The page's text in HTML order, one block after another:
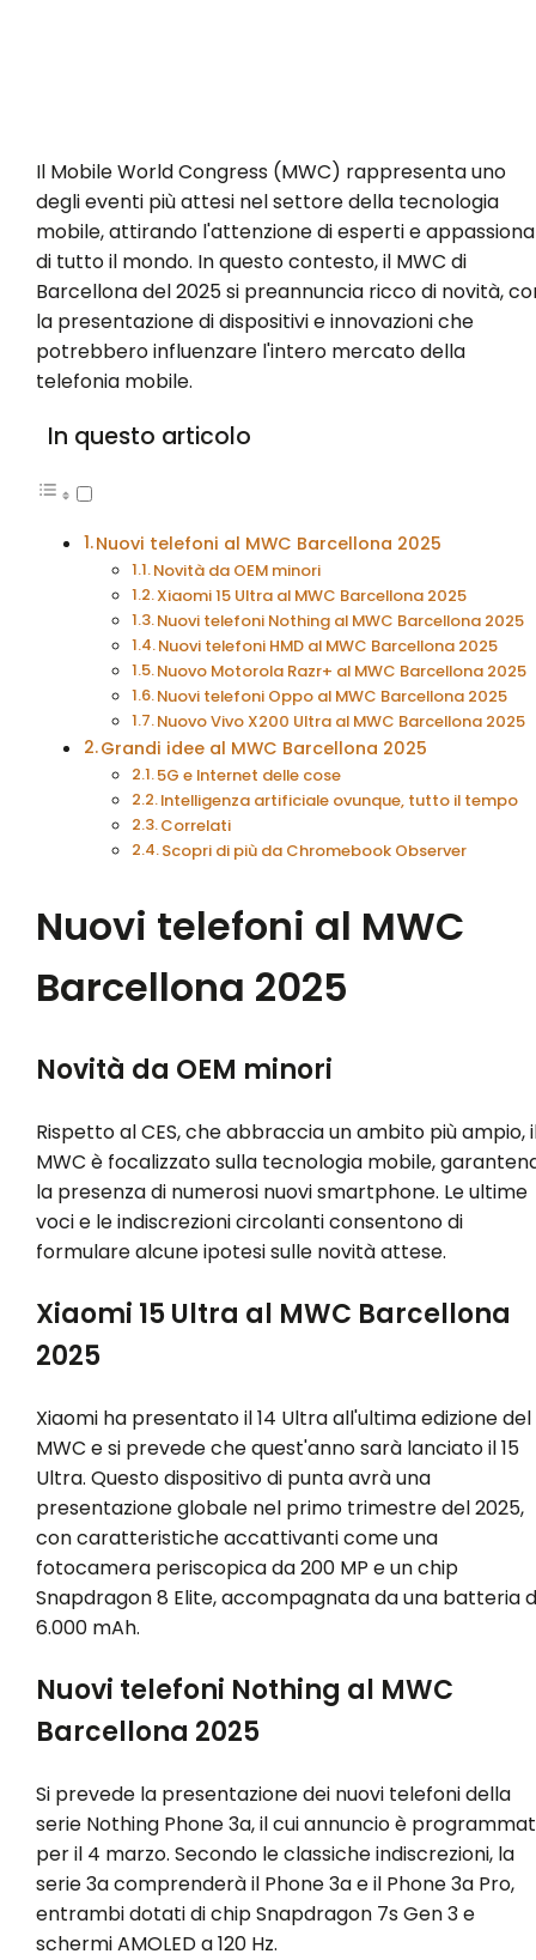
Il Mobile World Congress (MWC) rappresenta uno
degli eventi più attesi nel settore della tecnologia
mobile, attirando l'attenzione di esperti e
di tutto il mondo. In questo contesto, il MWC di
Barcellona del 2025 si preannuncia ricco di novità,
la presentazione di dispositivi e innovazioni che
potrebbero influenzare l'intero mercato della
telefonia mobile.
In questo articolo
Nuovi telefoni al MWC Barcellona 2025
Novità da OEM minori
Xiaomi 15 Ultra al MWC Barcellona 2025
Nuovi telefoni Nothing al MWC Barcellona 2025
Nuovi telefoni HMD al MWC Barcellona 2025
Nuovo Motorola Razr+ al MWC Barcellona 2025
Nuovi telefoni Oppo al MWC Barcellona 2025
Nuovo Vivo X200 Ultra al MWC Barcellona 2025
Grandi idee al MWC Barcellona 2025
5G e Internet delle cose
Intelligenza artificiale ovunque, tutto il tempo
Correlati
Scopri di più da Chromebook Observer
Nuovi telefoni al MWC
Barcellona 2025
Novità da OEM minori
Rispetto al CES, che abbraccia un ambito più ampio,
MWC è focalizzato sulla tecnologia mobile,
la presenza di numerosi nuovi smartphone. Le ultime
voci e le indiscrezioni circolanti consentono di
formulare alcune ipotesi sulle novità attese.
Xiaomi 15 Ultra al MWC Barcellona
2025
Xiaomi ha presentato il 14 Ultra all'ultima edizione del
MWC e si prevede che quest'anno sarà lanciato il 15
Ultra. Questo dispositivo di punta avrà una
presentazione globale nel primo trimestre del 2025,
con caratteristiche accattivanti come una
fotocamera periscopica da 200 MP e un chip
Snapdragon 8 Elite, accompagnata da una batteria
6.000 mAh.
Nuovi telefoni Nothing al MWC
Barcellona 2025
Si prevede la presentazione dei nuovi telefoni della
serie Nothing Phone 3a, il cui annuncio è
per il 4 marzo. Secondo le classiche indiscrezioni, la
serie 3a comprenderà il Phone 3a e il Phone 3a Pro,
entrambi dotati di chip Snapdragon 7s Gen 3 e
schermi AMOLED a 120 Hz.